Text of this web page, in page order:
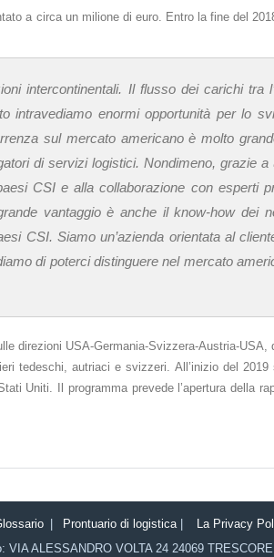
a circa un milione di euro. Entro la fine del
intercontinentali. Il flusso dei carichi tra
enormi opportunità per lo
sul mercato americano è molto
di servizi logistici. Nondimeno, grazie
CSI e alla collaborazione con esperti
vantaggio è anche il know-how dei
CSI. Siamo un’azienda orientata al
di poterci distinguere nel mercato
direzioni USA-Germania-Svizzera-Austria-USA,
tedeschi, autriaci e svizzeri. All’inizio del
Uniti. Il programma prevede l’apertura della
Prontuario di logistica| La Privacy
VIA ALESSANDRO VOLTA 24 24069